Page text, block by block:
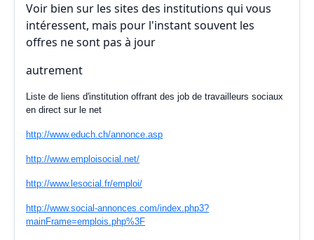
Voir bien sur les sites des institutions qui vous
intéressent, mais pour l'instant souvent les
offres ne sont pas à jour
autrement
Liste de liens d'institution offrant des job de travailleurs sociaux
en direct sur le net
http://www.educh.ch/annonce.asp
http://www.emploisocial.net/
http://www.lesocial.fr/emploi/
http://www.social-annonces.com/index.php3?
mainFrame=emplois.php%3F